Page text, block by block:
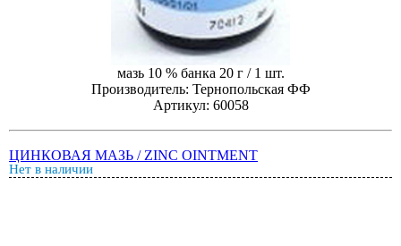
мазь 10 % банка 20 г / 1 шт.
Производитель: Тернопольская ФФ
Артикул: 60058
ЦИНКОВАЯ МАЗЬ / ZINC OINTMENT
Нет в наличии